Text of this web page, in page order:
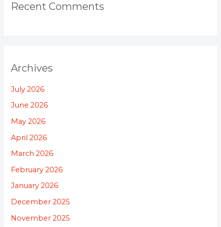
Recent Comments
Archives
July 2026
June 2026
May 2026
April 2026
March 2026
February 2026
January 2026
December 2025
November 2025